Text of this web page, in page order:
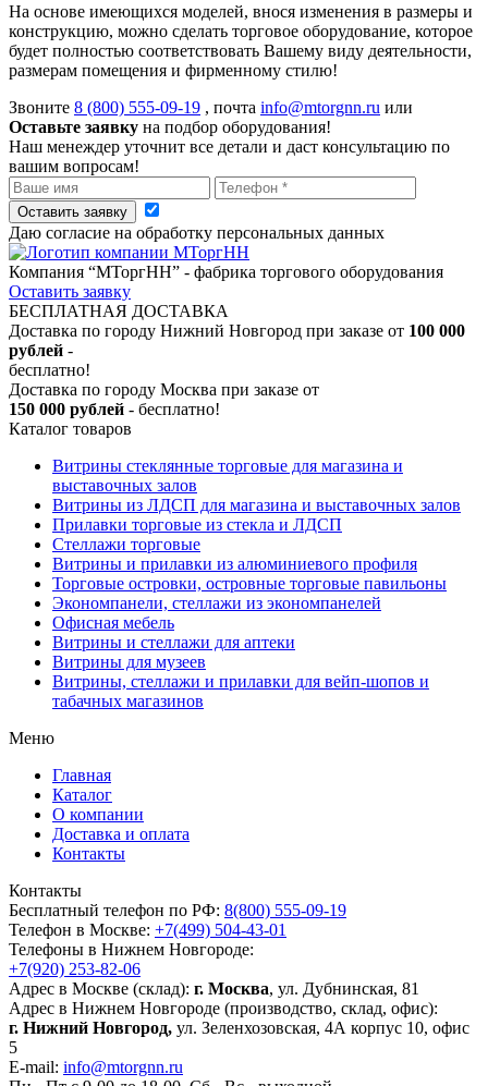
На основе имеющихся моделей, внося изменения в размеры и
конструкцию, можно сделать торговое оборудование, которое
будет полностью соответствовать Вашему виду деятельности,
размерам помещения и фирменному стилю!
Звоните 8 (800) 555-09-19 , почта info@mtorgnn.ru или
Оставьте заявку на подбор оборудования!
Наш менеждер уточнит все детали и даст консультацию по
вашим вопросам!
Оставить заявку
Даю согласие на обработку персональных данных
Компания “МТоргНН” - фабрика торгового оборудования
Оставить заявку
БЕСПЛАТНАЯ ДОСТАВКА
Доставка по городу Нижний Новгород при заказе от 100 000
рублей -
бесплатно!
Доставка по городу Москва при заказе от
150 000 рублей - бесплатно!
Каталог товаров
Витрины стеклянные торговые для магазина и
выставочных залов
Витрины из ЛДСП для магазина и выставочных залов
Прилавки торговые из стекла и ЛДСП
Стеллажи торговые
Витрины и прилавки из алюминиевого профиля
Торговые островки, островные торговые павильоны
Экономпанели, стеллажи из экономпанелей
Офисная мебель
Витрины и стеллажи для аптеки
Витрины для музеев
Витрины, стеллажи и прилавки для вейп-шопов и
табачных магазинов
Меню
Главная
Каталог
О компании
Доставка и оплата
Контакты
Контакты
Бесплатный телефон по РФ: 8(800) 555-09-19
Телефон в Москве: +7(499) 504-43-01
Телефоны в Нижнем Новгороде:
+7(920) 253-82-06
Адрес в Москве (склад): г. Москва, ул. Дубнинская, 81
Адрес в Нижнем Новгороде (производство, склад, офис):
г. Нижний Новгород, ул. Зеленхозовская, 4А корпус 10, офис
5
E-mail: info@mtorgnn.ru